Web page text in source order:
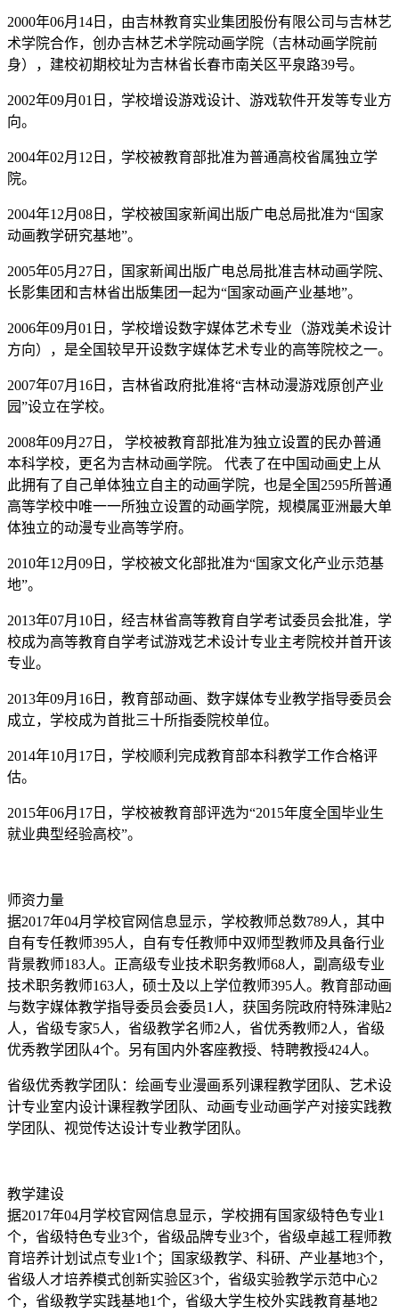
2000年06月14日，由吉林教育实业集团股份有限公司与吉林艺
术学院合作，创办吉林艺术学院动画学院（吉林动画学院前
身），建校初期校址为吉林省长春市南关区平泉路39号。
2002年09月01日，学校增设游戏设计、游戏软件开发等专业方
向。
2004年02月12日，学校被教育部批准为普通高校省属独立学
院。
2004年12月08日，学校被国家新闻出版广电总局批准为“国家
动画教学研究基地”。
2005年05月27日，国家新闻出版广电总局批准吉林动画学院、
长影集团和吉林省出版集团一起为“国家动画产业基地”。
2006年09月01日，学校增设数字媒体艺术专业（游戏美术设计
方向），是全国较早开设数字媒体艺术专业的高等院校之一。
2007年07月16日，吉林省政府批准将“吉林动漫游戏原创产业
园”设立在学校。
2008年09月27日， 学校被教育部批准为独立设置的民办普通
本科学校，更名为吉林动画学院。 代表了在中国动画史上从
此拥有了自己单体独立自主的动画学院，也是全国2595所普通
高等学校中唯一一所独立设置的动画学院，规模属亚洲最大单
体独立的动漫专业高等学府。
2010年12月09日，学校被文化部批准为“国家文化产业示范基
地”。
2013年07月10日，经吉林省高等教育自学考试委员会批准，学
校成为高等教育自学考试游戏艺术设计专业主考院校并首开该
专业。
2013年09月16日，教育部动画、数字媒体专业教学指导委员会
成立，学校成为首批三十所指委院校单位。
2014年10月17日，学校顺利完成教育部本科教学工作合格评
估。
2015年06月17日，学校被教育部评选为“2015年度全国毕业生
就业典型经验高校”。
师资力量
据2017年04月学校官网信息显示，学校教师总数789人，其中
自有专任教师395人，自有专任教师中双师型教师及具备行业
背景教师183人。正高级专业技术职务教师68人，副高级专业
技术职务教师163人，硕士及以上学位教师395人。教育部动画
与数字媒体教学指导委员会委员1人，获国务院政府特殊津贴2
人，省级专家5人，省级教学名师2人，省优秀教师2人，省级
优秀教学团队4个。另有国内外客座教授、特聘教授424人。
省级优秀教学团队：绘画专业漫画系列课程教学团队、艺术设
计专业室内设计课程教学团队、动画专业动画学产对接实践教
学团队、视觉传达设计专业教学团队。
教学建设
据2017年04月学校官网信息显示，学校拥有国家级特色专业1
个，省级特色专业3个，省级品牌专业3个，省级卓越工程师教
育培养计划试点专业1个；国家级教学、科研、产业基地3个，
省级人才培养模式创新实验区3个，省级实验教学示范中心2
个，省级教学实践基地1个，省级大学生校外实践教育基地2